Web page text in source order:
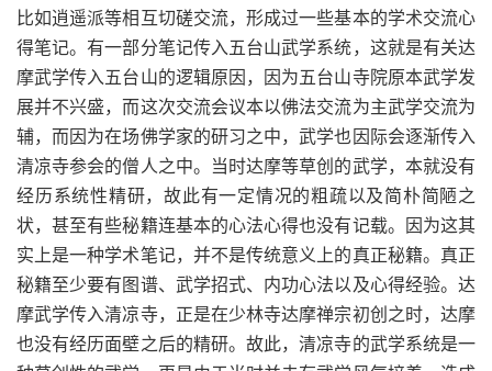
比如逍遥派等相互切磋交流，形成过一些基本的学术交流心
得笔记。有一部分笔记传入五台山武学系统，这就是有关达
摩武学传入五台山的逻辑原因，因为五台山寺院原本武学发
展并不兴盛，而这次交流会议本以佛法交流为主武学交流为
辅，而因为在场佛学家的研习之中，武学也因际会逐渐传入
清凉寺参会的僧人之中。当时达摩等草创的武学，本就没有
经历系统性精研，故此有一定情况的粗疏以及简朴简陋之
状，甚至有些秘籍连基本的心法心得也没有记载。因为这其
实上是一种学术笔记，并不是传统意义上的真正秘籍。真正
秘籍至少要有图谱、武学招式、内功心法以及心得经验。达
摩武学传入清凉寺，正是在少林寺达摩禅宗初创之时，达摩
也没有经历面壁之后的精研。故此，清凉寺的武学系统是一